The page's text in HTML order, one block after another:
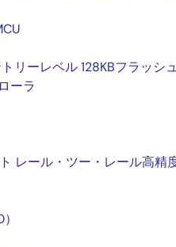
リーレベル 128KBフラッシ
ーラ
レール・ツー・レール高精